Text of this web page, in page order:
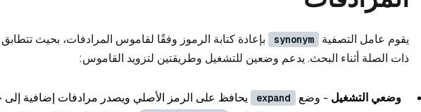
يقوم عامل التصفية synonym
بإعادة كتابة الرموز وفقًا لقاموس المرادفات، بحيث
ذات الصلة أثناء البحث. يدعم وضعين للتشغيل وطريقتين لتزويد القاموس:
وضعي التشغيل - وضع expand
يحافظ على الرمز الأصلي ويصدر مرادفات إضافية إلى